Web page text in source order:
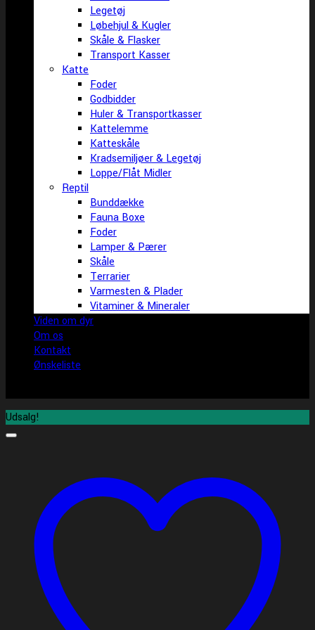
Legetøj
Løbehjul & Kugler
Skåle & Flasker
Transport Kasser
Katte
Foder
Godbidder
Huler & Transportkasser
Kattelemme
Katteskåle
Kradsemiljøer & Legetøj
Loppe/Flåt Midler
Reptil
Bunddække
Fauna Boxe
Foder
Lamper & Pærer
Skåle
Terrarier
Varmesten & Plader
Vitaminer & Mineraler
Viden om dyr
Om os
Kontakt
Ønskeliste
Udsalg!